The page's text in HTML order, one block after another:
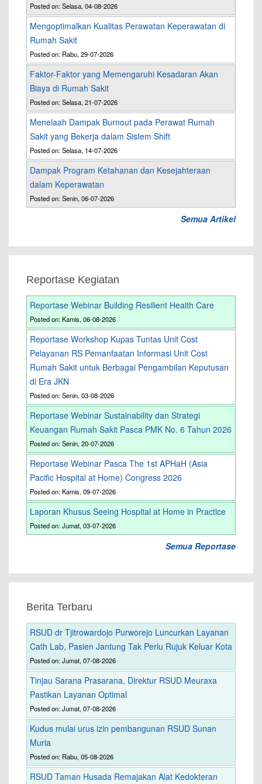
Posted on: Selasa, 04-08-2026
Mengoptimalkan Kualitas Perawatan Keperawatan di
Rumah Sakit
Posted on: Rabu, 29-07-2026
Faktor-Faktor yang Memengaruhi Kesadaran Akan
Biaya di Rumah Sakit
Posted on: Selasa, 21-07-2026
Menelaah Dampak Burnout pada Perawat Rumah
Sakit yang Bekerja dalam Sistem Shift
Posted on: Selasa, 14-07-2026
Dampak Program Ketahanan dan Kesejahteraan
dalam Keperawatan
Posted on: Senin, 06-07-2026
Semua Artikel
Reportase Kegiatan
Reportase Webinar Building Resilient Health Care
Posted on: Kamis, 06-08-2026
Reportase Workshop Kupas Tuntas Unit Cost
Pelayanan RS Pemanfaatan Informasi Unit Cost
Rumah Sakit untuk Berbagai Pengambilan Keputusan
di Era JKN
Posted on: Senin, 03-08-2026
Reportase Webinar Sustainability dan Strategi
Keuangan Rumah Sakit Pasca PMK No. 6 Tahun 2026
Posted on: Senin, 20-07-2026
Reportase Webinar Pasca The 1st APHaH (Asia
Pacific Hospital at Home) Congress 2026
Posted on: Kamis, 09-07-2026
Laporan Khusus Seeing Hospital at Home in Practice
Posted on: Jumat, 03-07-2026
Semua Reportase
Berita Terbaru
RSUD dr Tjitrowardojo Purworejo Luncurkan Layanan
Cath Lab, Pasien Jantung Tak Perlu Rujuk Keluar Kota
Posted on: Jumat, 07-08-2026
Tinjau Sarana Prasarana, Direktur RSUD Meuraxa
Pastikan Layanan Optimal
Posted on: Jumat, 07-08-2026
Kudus mulai urus izin pembangunan RSUD Sunan
Muria
Posted on: Rabu, 05-08-2026
RSUD Taman Husada Remajakan Alat Kedokteran